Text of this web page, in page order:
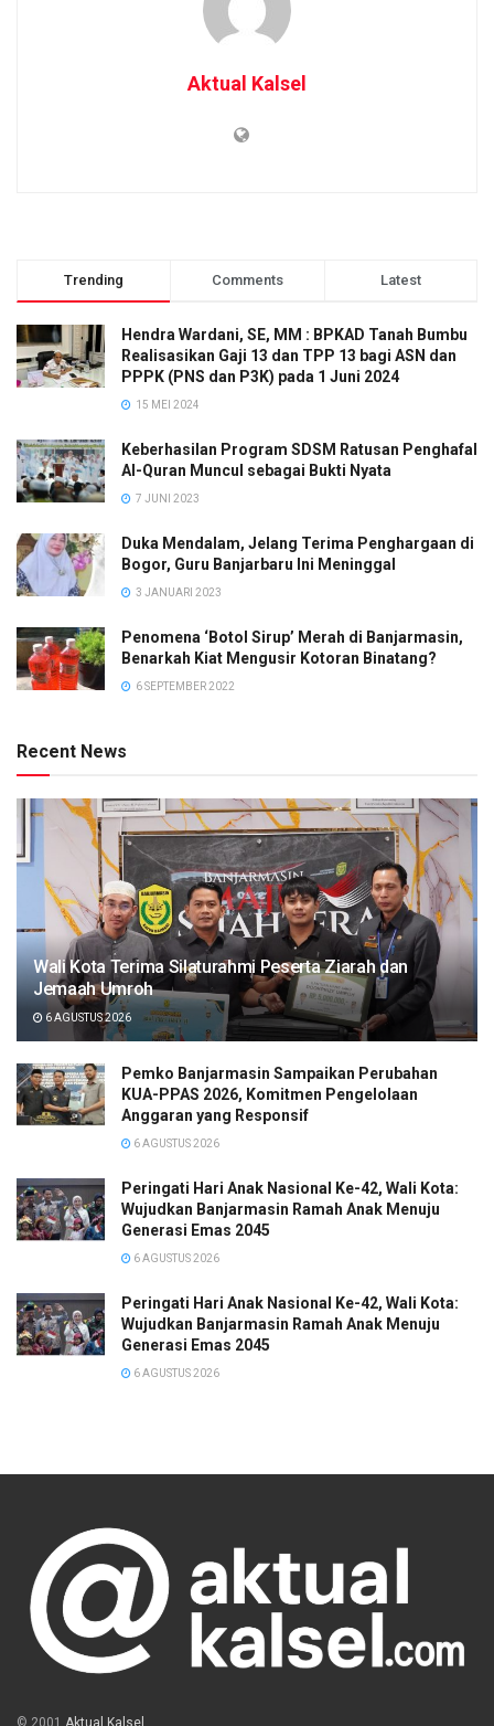
Aktual Kalsel
Trending Comments Latest
Hendra Wardani, SE, MM : BPKAD Tanah Bumbu
Realisasikan Gaji 13 dan TPP 13 bagi ASN dan
PPPK (PNS dan P3K) pada 1 Juni 2024
15 MEI 2024
Keberhasilan Program SDSM Ratusan Penghafal
Al-Quran Muncul sebagai Bukti Nyata
7 JUNI 2023
Duka Mendalam, Jelang Terima Penghargaan di
Bogor, Guru Banjarbaru Ini Meninggal
3 JANUARI 2023
Penomena ‘Botol Sirup’ Merah di Banjarmasin,
Benarkah Kiat Mengusir Kotoran Binatang?
6 SEPTEMBER 2022
Recent News
Wali Kota Terima Silaturahmi Peserta Ziarah dan
Jemaah Umroh
6 AGUSTUS 2026
Pemko Banjarmasin Sampaikan Perubahan
KUA-PPAS 2026, Komitmen Pengelolaan
Anggaran yang Responsif
6 AGUSTUS 2026
Peringati Hari Anak Nasional Ke-42, Wali Kota:
Wujudkan Banjarmasin Ramah Anak Menuju
Generasi Emas 2045
6 AGUSTUS 2026
Peringati Hari Anak Nasional Ke-42, Wali Kota:
Wujudkan Banjarmasin Ramah Anak Menuju
Generasi Emas 2045
6 AGUSTUS 2026